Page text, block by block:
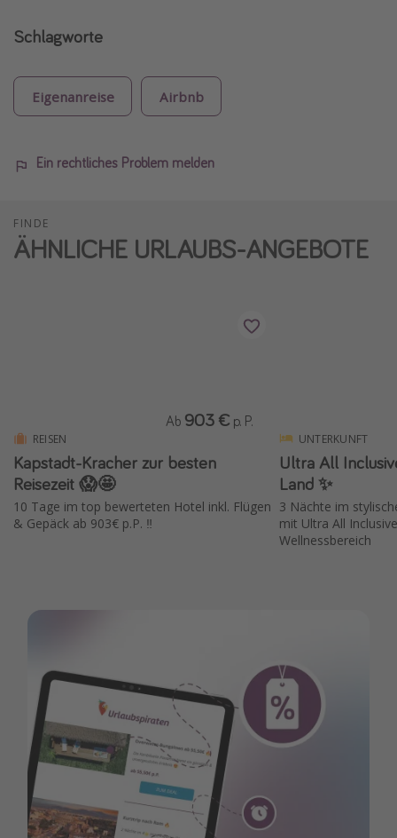
Schlagworte
Eigenanreise Airbnb
Ein rechtliches Problem melden
FINDE
ÄHNLICHE URLAUBS-ANGEBOTE
REISEN
Kapstadt-Kracher zur besten
Reisezeit 😱🤩
10 Tage im top bewerteten Hotel inkl. Flügen
& Gepäck ab 903€ p.P. ‼️
Ab 903 € p. P.
UNTERKUNFT
Ultra All
Land ✨
3 Nächte im
mit Ultra All
Wellnessbereich